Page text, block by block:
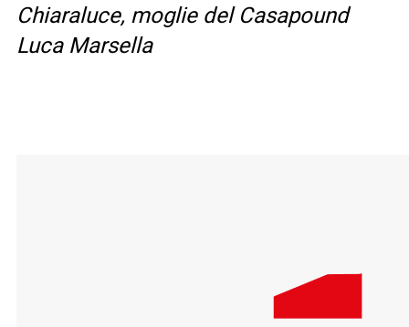
Chiaraluce, moglie del Casapound
Luca Marsella